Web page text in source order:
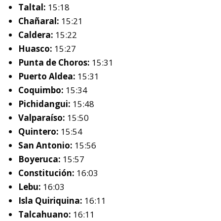
Taltal: 15:18
Chañaral: 15:21
Caldera: 15:22
Huasco: 15:27
Punta de Choros: 15:31
Puerto Aldea: 15:31
Coquimbo: 15:34
Pichidangui: 15:48
Valparaíso: 15:50
Quintero: 15:54
San Antonio: 15:56
Boyeruca: 15:57
Constitución: 16:03
Lebu: 16:03
Isla Quiriquina: 16:11
Talcahuano: 16:11